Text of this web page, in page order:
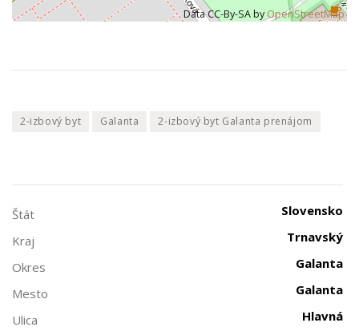
Data CC-By-SA by OpenStreetMap
2-izbový byt Galanta 2-izbový byt Galanta prenájom
Štát
Slovensko
Kraj
Trnavský
Okres
Galanta
Mesto
Galanta
Ulica
Hlavná